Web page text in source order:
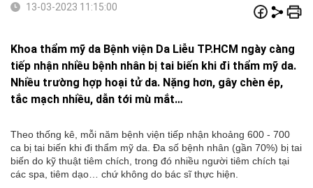
13-03-2023 11:15:00
Khoa thẩm mỹ da Bệnh viện Da Liễu TP.HCM ngày càng
tiếp nhận nhiều bệnh nhân bị tai biến khi đi thẩm mỹ da.
Nhiều trường hợp hoại tử da. Nặng hơn, gây chèn ép,
tắc mạch nhiều, dẫn tới mù mắt…
Theo thống kê, mỗi năm bệnh viện tiếp nhận khoảng 600 - 700
ca bị tai biến khi đi thẩm mỹ da. Đa số bệnh nhân (gần 70%) bị tai
biến do kỹ thuật tiêm chích, trong đó nhiều người tiêm chích tại
các spa, tiêm dạo… chứ không do bác sĩ thực hiện.